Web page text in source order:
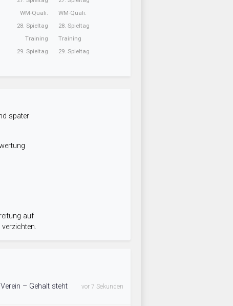
WM-Quali.
28. Spieltag
Training
29. Spieltag
WM-Quali.
28. Spieltag
Training
29. Spieltag
später
auf
– Gehalt steht
vor 7 Sekunden